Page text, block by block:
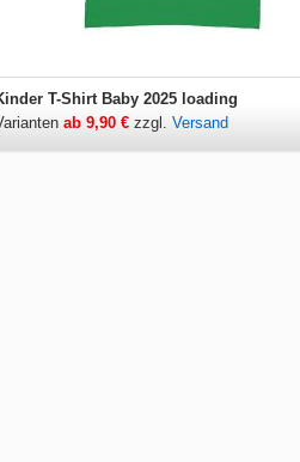
T-Shirt Baby 2025 loading
ab 9,90 €zzgl. Versand